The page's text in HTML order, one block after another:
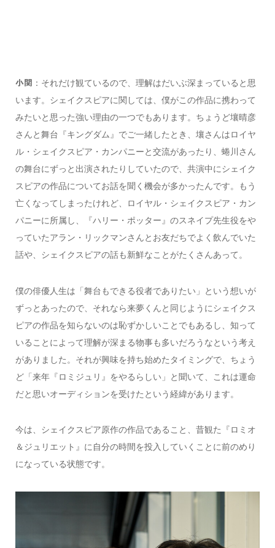
小関 ：それだけ観ているので、理解はだいぶ深まっていると思
います。シェイクスピアに関しては、僕がこの作品に携わって
みたいと思った強い理由の一つでもあります。ちょうど壤晴彦
さんと舞台『キングダム』でご一緒したとき、壤さんはロイヤ
ル・シェイクスピア・カンパニーと交流があったり、蜷川さん
の舞台にずっと出演されたりしていたので、共演中にシェイク
スピアの作品についてお話を聞く機会が多かったんです。もう
亡くなってしまったけれど、ロイヤル・シェイクスピア・カン
パニーに所属し、『ハリー・ポッター』のスネイプ先生役をや
っていたアラン・リックマンさんとお友だちでよく飲んでいた
話や、シェイクスピアの話も新鮮なことがたくさんあって。
僕の俳優人生は「舞台もできる役者でありたい」という想いが
ずっとあったので、それなら来夢くんと同じようにシェイクス
ピアの作品を知らないのは恥ずかしいことでもあるし、知って
いることによって理解が深まる物事も多いだろうなという考え
がありました。それが興味を持ち始めたタイミングで、ちょう
ど「来年『ロミジュリ』をやるらしい」と聞いて、これは運命
だと思いオーディションを受けたという経緯があります。
今は、シェイクスピア原作の作品であること、昔観た『ロミオ
＆ジュリエット』に自分の時間を投入していくことに前のめり
になっている状態です。